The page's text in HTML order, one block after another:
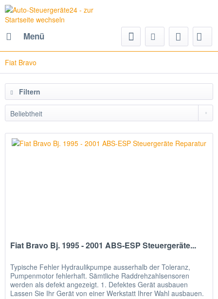
Menü
Fiat Bravo
Filtern
Fiat Bravo Bj. 1995 - 2001 ABS-ESP Steuergeräte...
Typische Fehler Hydraulikpumpe ausserhalb der Toleranz,
Pumpenmotor fehlerhaft. Sämtliche Raddrehzahlsensoren
werden als defekt angezeigt. 1. Defektes Gerät ausbauen
Lassen Sie Ihr Gerät von einer Werkstatt Ihrer Wahl ausbauen.